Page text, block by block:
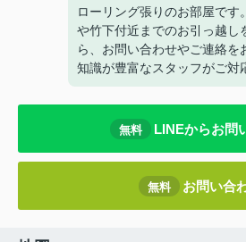
ローリング張りのお部屋です
や竹下付近までのお引っ越し
ら、お問い合わせやご連絡を
知識が豊富なスタッフがご対
無料 LINEからお問
無料 お問い合